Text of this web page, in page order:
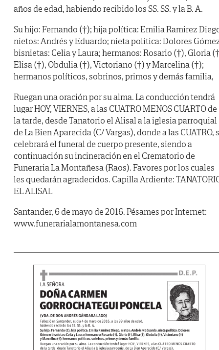
años de edad, habiendo recibido los SS. SS. y la B. A.
Su hijo: Fernando (†); hija política: Emilia Ramirez
nietos: Andrés y Eduardo; nieta política: Dolores
bisnietas: Celia y Laura; hermanos: Rosario (†), Gloria
Elisa (†), Obdulia (†), Victoriano (†) y Marcelina (†);
hermanos políticos, sobrinos, primos y demás familia,
Ruegan una oración por su alma. La conducción tendrá
lugar HOY, VIERNES, a las CUATRO MENOS CUARTO de
la tarde, desde Tanatorio el Alisal a la iglesia parroquial
de La Bien Aparecida (C/ Vargas), donde a las CUATRO,
celebrará el funeral de cuerpo presente, siendo a
continuación su incineración en el Crematorio de
Funeraria La Montañesa (Raos). Favores por los cuales
les quedarán agradecidos. Capilla Ardiente:
EL ALISAL
Santander, 6 de mayo de 2016. Pésames por Internet:
www.funerarialamontanesa.com